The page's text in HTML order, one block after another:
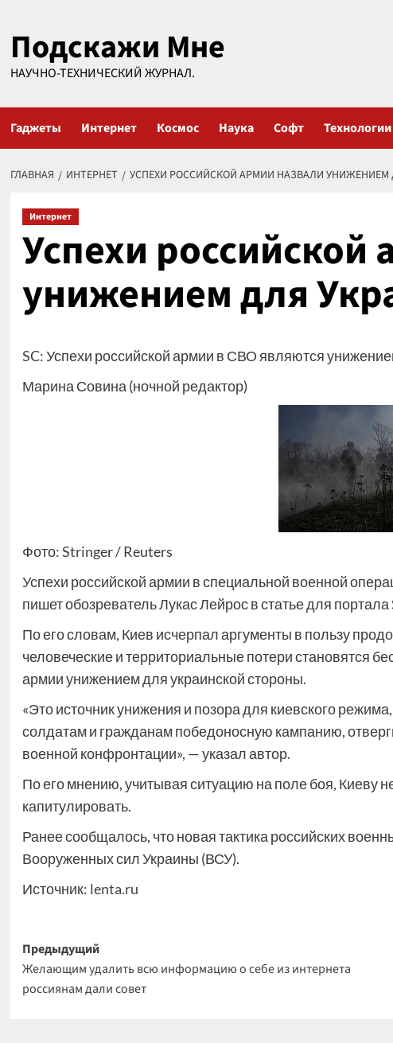
содержимому
Подскажи Мне
НАУЧНО-ТЕХНИЧЕСКИЙ ЖУРНАЛ.
Гаджеты Интернет Космос Наука Софт Технологии
ГЛАВНАЯ ИНТЕРНЕТ УСПЕХИ РОССИЙСКОЙ АРМИИ НАЗВАЛИ УНИЖЕНИЕМ
Интернет
Успехи российской
унижением для
SC: Успехи российской армии в СВО являются
Марина Совина (ночной редактор)
Фото: Stringer / Reuters
Успехи российской армии в специальной военной
пишет обозреватель Лукас Лейрос в статье для
По его словам, Киев исчерпал аргументы в пользу
человеческие и территориальные потери становятся
армии унижением для украинской стороны.
«Это источник унижения и позора для киевского
солдатам и гражданам победоносную кампанию,
военной конфронтации», — указал автор.
По его мнению, учитывая ситуацию на поле боя, Киеву
капитулировать.
Ранее сообщалось, что новая тактика российских
Вооруженных сил Украины (ВСУ).
Источник: lenta.ru
Навигация
записи
Предыдущий
Желающим удалить всю информацию о себе из интернета
россиянам дали совет